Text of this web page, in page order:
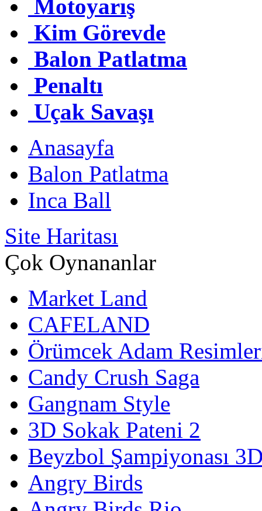
Motoyarış
Kim Görevde
Balon Patlatma
Penaltı
Uçak Savaşı
Anasayfa
Balon Patlatma
Inca Ball
Site Haritası
Çok Oynananlar
Market Land
CAFELAND
Örümcek Adam
Candy Crush Saga
Gangnam Style
3D Sokak Pateni 2
Beyzbol Şampiyonası
Angry Birds